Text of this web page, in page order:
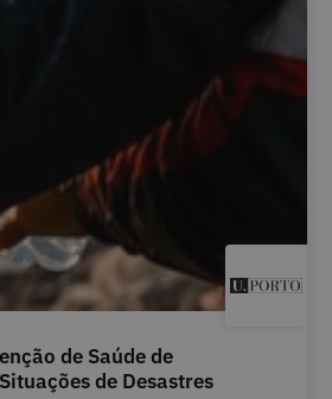
de Saúde de
de Desastres